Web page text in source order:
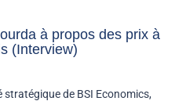
à propos des prix à
(Interview)
de BSI Economics,